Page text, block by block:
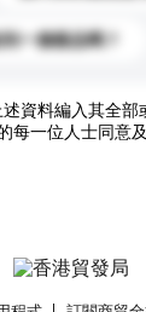
一個樣品嗎？
資料編入其全
一位人士同意